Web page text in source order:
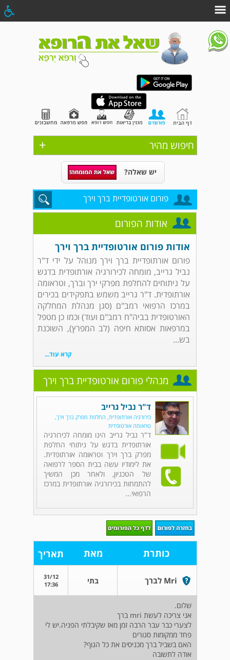
+ חיפוש מהיר
יש שאלה?
פורום אורטופדיית ברך וירך
אודות הפורום
אודות פורום אורטופדיית ברך וירך
פורום אורתופדיית ברך וירך מנוהל על ידי ד"ר
נביל גרייב, מומחה לכירורגיה אורתופדית בדגש
על ניתוחים להחלפת מפרקי ירך וברך, וטראומה
אורתופדית. ד"ר גרייב משמש בתפקידים בכירים
במרכז הרפואי רמב"ם (סגן מנהלת המחלקה
האורטופדית בביה"ח רמב"ם ועוד) וכמו כן מטפל
במרפאות אסותא חיפה (לב המפרץ), השוכנת
בש...
קרא עוד...
מנהלי פורום אורטופדיית ברך וירך
ד"ר נביל גרייב
כירורגיה אורתופדית, החלפת מפרק ברך וירך,
טראומה אורטופדית
ד"ר נביל גרייב הינו מומחה לכירורגיה
אורתופדית בדגש על ניתוחי החלפת
מפרק ברך וירך וטראומה אורתופדית.
את לימודיו עשה בבית הספר לרפואה
של הטכניון, ולאחר מכן המשיך
להתמחות בכירורגיה אורתופדית במרכז
הרפואי...
כותרת מאת תאריך
Mri לברך בתי
31/12
17:36
שלום.
אני צריכה לעשת mri ברך
לצערי כבר עבר הרבה זמן מאז שקיבלתי הפניה.יש לי
פחד ממקומות סגורים
האם בשביל ברך מכניסים את כל הגוף?
אודה לתשובה